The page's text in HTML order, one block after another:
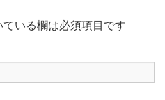
ている欄は必須項目です